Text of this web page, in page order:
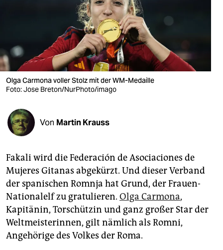
verlag
verlag
veranstaltungen
shop
fragen & hilfe
unterstützen
abo
genossenschaft
epaper login
Olga Carmona voller Stolz mit der WM-Medaille
Foto: Jose Breton/NurPhoto/imago
Von Martin Krauss
Fakali wird die Federación de Asociaciones de
Mujeres Gitanas abgekürzt. Und dieser Verband
der spanischen Romnja hat Grund, der Frauen-
Nationalelf zu gratulieren. Olga Carmona,
Kapitänin, Torschützin und ganz großer Star der
Weltmeisterinnen, gilt nämlich als Romni,
Angehörige des Volkes der Roma.